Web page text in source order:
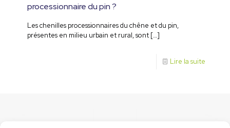
processionnaire du pin ?
Les chenilles processionnaires du chêne et du pin,
présentes en milieu urbain et rural, sont […]
Lire la suite